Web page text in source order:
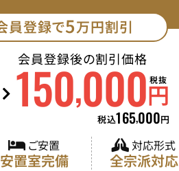
員登録で5万円割引
会員登録後の割引価格
150,000円
税抜
税込165,000円
ご安置
安置室完備
対応形式
全宗派対応